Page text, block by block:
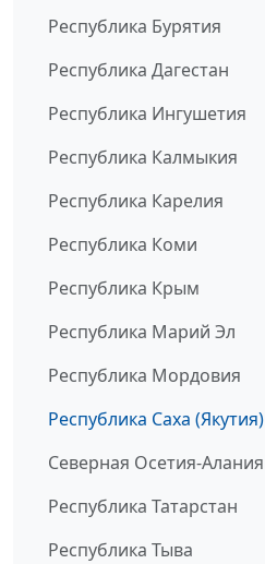
Республика Бурятия
Республика Дагестан
Республика Ингушетия
Республика Калмыкия
Республика Карелия
Республика Коми
Республика Крым
Республика Марий Эл
Республика Мордовия
Республика Саха (Якутия)
Северная Осетия-Алания
Республика Татарстан
Республика Тыва